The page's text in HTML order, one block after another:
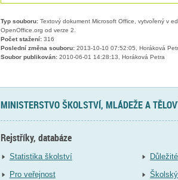
Typ souboru:Textový dokument Microsoft Office, vytvořený v
OpenOffice.org od verze 2.
Počet stažení:316
Poslední změna souboru:2013-10-10 07:52:05, Horáková
Soubor publikován:2010-06-01 14:28:13, Horáková Petra
MINISTERSTVO ŠKOLSTVÍ, MLÁDEŽE A
Rejstříky, databáze
Statistika školství
Pro veřejnost